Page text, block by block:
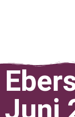
Juni